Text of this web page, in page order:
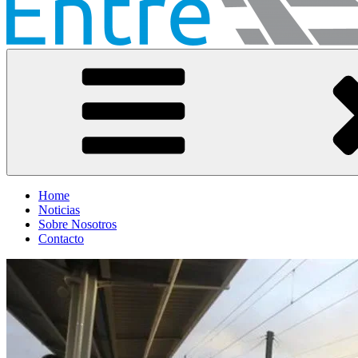
Información ferroviaria
Home
Noticias
Sobre Nosotros
Contacto